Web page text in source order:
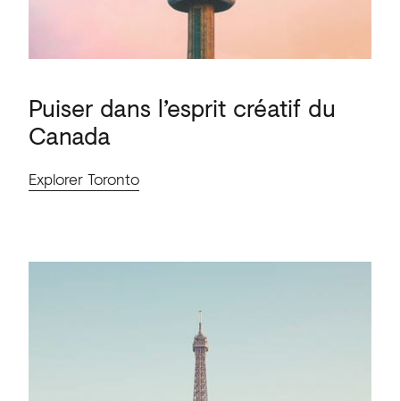
Puiser dans l’esprit créatif du
Canada
Explorer Toronto